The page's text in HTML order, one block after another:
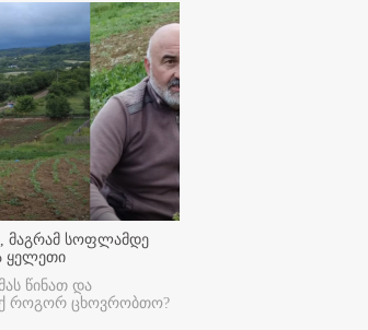
მაგრამ სოფლამდე
ყელეთი
წინათ და
როგორ ცხოვრობთო?